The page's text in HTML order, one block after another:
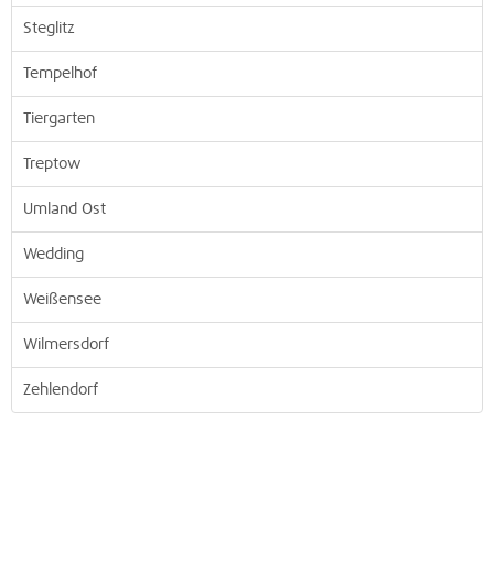
Steglitz
Tempelhof
Tiergarten
Treptow
Umland Ost
Wedding
Weißensee
Wilmersdorf
Zehlendorf